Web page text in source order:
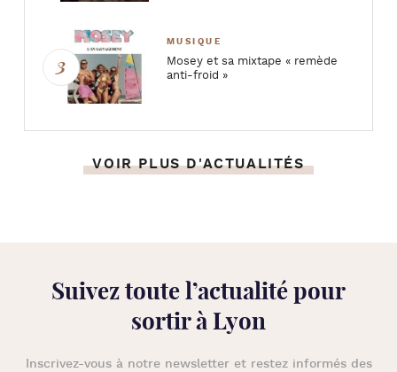
MUSIQUE
Mosey et sa mixtape « remède
anti-froid »
VOIR PLUS D'ACTUALITÉS
Suivez toute l’actualité pour
sortir à Lyon
Inscrivez-vous à notre newsletter et restez informés des